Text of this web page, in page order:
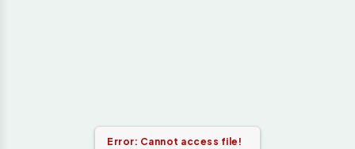
Error: Cannot access file!